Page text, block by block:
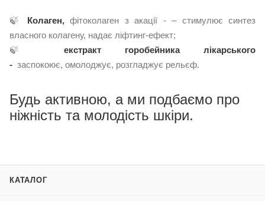
🍃 Колаген,фітоколаген з акації - – стимулює синтез
власного колагену, надає ліфтинг-ефект;
🍃 екстракт горобейника лікарського
- заспокоює, омолоджує, розгладжує рельєф.
Будь активною, а ми подбаємо про
ніжність та молодість шкіри.
КАТАЛОГ